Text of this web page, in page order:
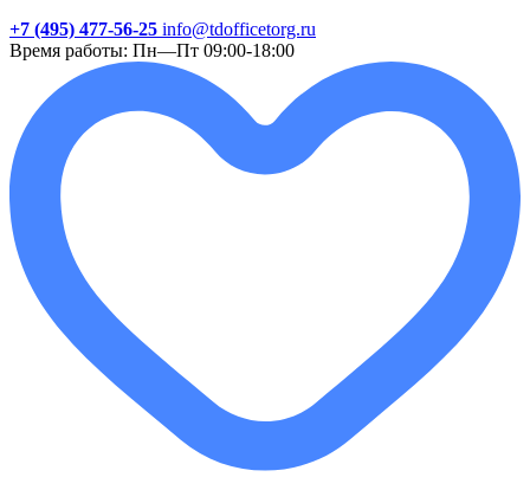
+7 (495) 477-56-25 info@tdofficetorg.ru
Время работы: Пн—Пт 09:00-18:00